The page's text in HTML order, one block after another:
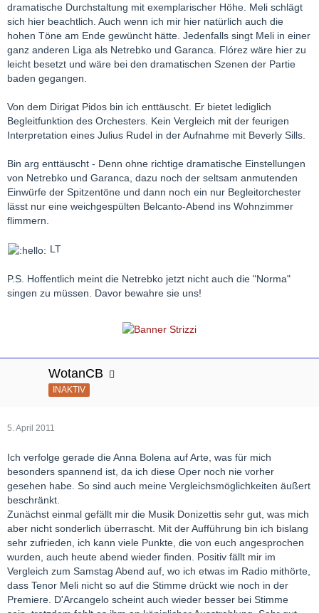
dramatische Durchstaltung mit exemplarischer Höhe. Meli schlägt
sich hier beachtlich. Auch wenn ich mir hier natürlich auch die
hohen Töne am Ende gewüncht hätte. Jedenfalls singt Meli in einer
ganz anderen Liga als Netrebko und Garanca. Flórez wäre hier zu
leicht besetzt und wäre bei den dramatischen Szenen der Partie
baden gegangen.
Von dem Dirigat Pidos bin ich enttäuscht. Er bietet lediglich
Begleitfunktion des Orchesters. Kein Vergleich mit der feurigen
Interpretation eines Julius Rudel in der Aufnahme mit Beverly Sills.
Bin arg enttäuscht - Denn ohne richtige dramatische Einstellungen
von Netrebko und Garanca, dazu noch der seltsam anmutenden
Einwürfe der Spitzentöne und dann noch ein nur Begleitorchester
lässt nur eine weichgespülten Belcanto-Abend ins Wohnzimmer
flimmern.
LT
P.S. Hoffentlich meint die Netrebko jetzt nicht auch die "Norma"
singen zu müssen. Davor bewahre sie uns!
WotanCB
INAKTIV
5. April 2011
Ich verfolge gerade die Anna Bolena auf Arte, was für mich
besonders spannend ist, da ich diese Oper noch nie vorher
gesehen habe. So sind auch meine Vergleichsmöglichkeiten äußert
beschränkt.
Zunächst einmal gefällt mir die Musik Donizettis sehr gut, was mich
aber nicht sonderlich überrascht. Mit der Aufführung bin ich bislang
sehr zufrieden, ich kann viele Punkte, die von euch angesprochen
wurden, auch heute abend wieder finden. Positiv fällt mir im
Vergleich zum Samstag Abend auf, wo ich etwas im Radio mithörte,
dass Tenor Meli nicht so auf die Stimme drückt wie noch in der
Premiere. D'Arcangelo scheint auch wieder besser bei Stimme